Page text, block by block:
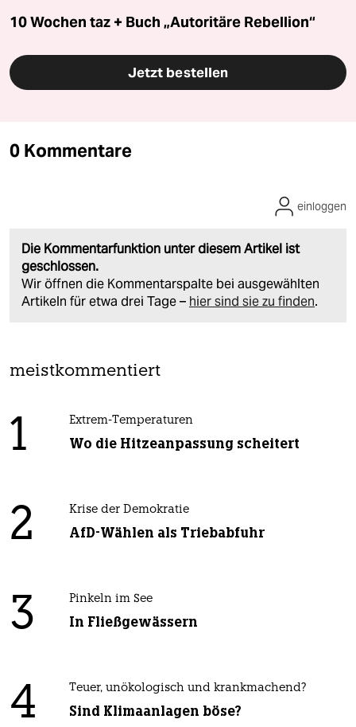
10 Wochen taz + Buch „Autoritäre Rebellion“
Jetzt bestellen
0 Kommentare
Die Kommentarfunktion unter diesem Artikel ist
geschlossen.
Wir öffnen die Kommentarspalte bei ausgewählten
Artikeln für etwa drei Tage – hier sind sie zu finden.
einloggen
meistkommentiert
1 Extrem-Temperaturen
Wo die Hitzeanpassung scheitert
2 Krise der Demokratie
AfD-Wählen als Triebabfuhr
3 Pinkeln im See
In Fließgewässern
4 Teuer, unökologisch und krankmachend?
Sind Klimaanlagen böse?